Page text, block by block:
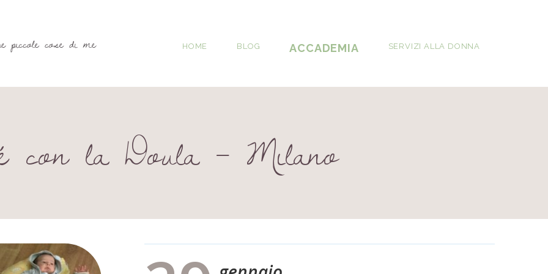
HOME BLOG ACCADEMIA SERVIZI ALLA DONNA
la Doula – Milano